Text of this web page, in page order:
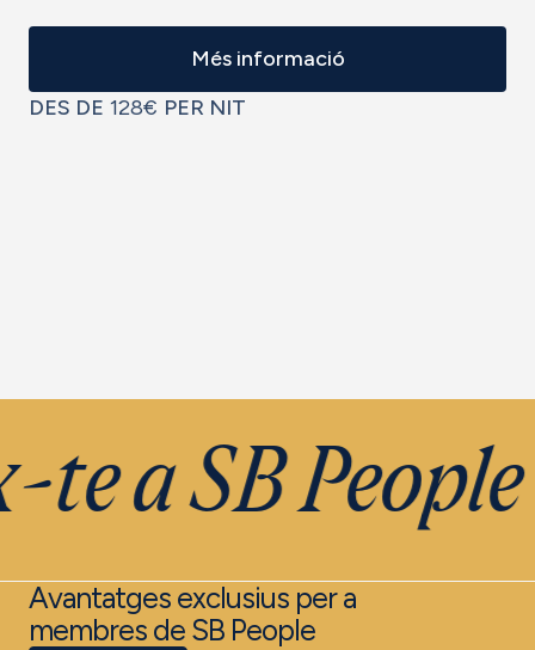
Més informació
DES DE 128€ PER NIT
a SB People
Avantatges exclusius per a
membres de SB People